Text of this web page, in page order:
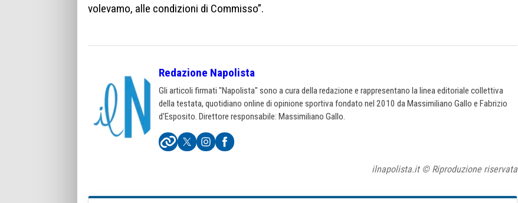
volevamo, alle condizioni di Commisso”.
Redazione Napolista
Gli articoli firmati "Napolista" sono a cura della redazione e rappresentano la linea editoriale collettiva
della testata, quotidiano online di opinione sportiva fondato nel 2010 da Massimiliano Gallo e Fabrizio
d'Esposito. Direttore responsabile: Massimiliano Gallo.
ilnapolista.it © Riproduzione riservata